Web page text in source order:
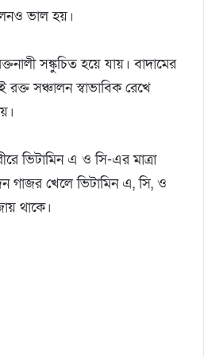
ভাল হয়।
সঙ্কুচিত হয়ে যায়। বাদামের
রক্ত সঞ্চালন স্বাভাবিক রেখে
ভিটামিন এ ও সি-এর মাত্রা
গাজর খেলে ভিটামিন এ, সি, ও
থাকে।